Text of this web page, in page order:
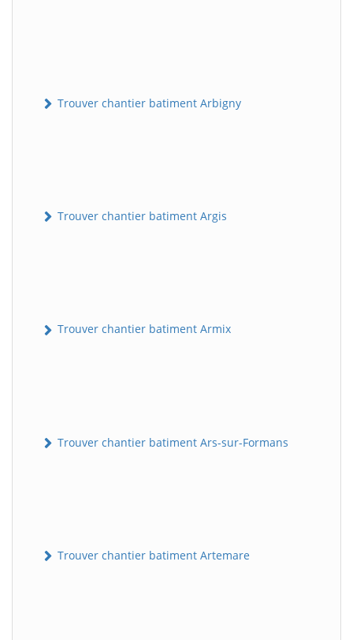
Trouver chantier batiment Arbigny
Trouver chantier batiment Argis
Trouver chantier batiment Armix
Trouver chantier batiment Ars-sur-Formans
Trouver chantier batiment Artemare